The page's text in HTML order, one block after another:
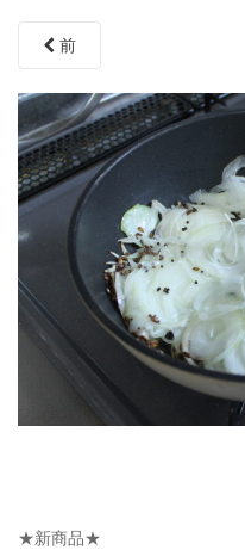
前
★新商品★